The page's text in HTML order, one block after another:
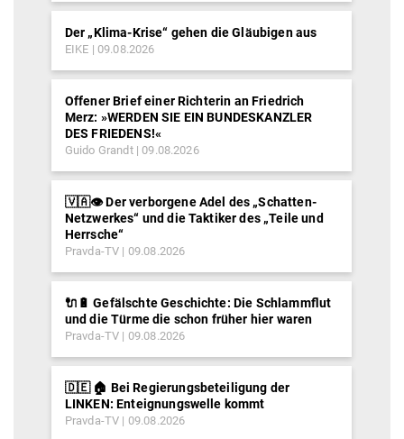
Der „Klima-Krise“ gehen die Gläubigen aus
EIKE 09.08.2026
Offener Brief einer Richterin an Friedrich
Merz: »WERDEN SIE EIN BUNDESKANZLER
DES FRIEDENS!«
Guido Grandt 09.08.2026
🇻🇦👁️ Der verborgene Adel des „Schatten-
Netzwerkes“ und die Taktiker des „Teile und
Herrsche“
Pravda-TV 09.08.2026
🔌🔋 Gefälschte Geschichte: Die Schlammflut
und die Türme die schon früher hier waren
Pravda-TV 09.08.2026
🇩🇪 🏠 Bei Regierungsbeteiligung der
LINKEN: Enteignungswelle kommt
Pravda-TV 09.08.2026